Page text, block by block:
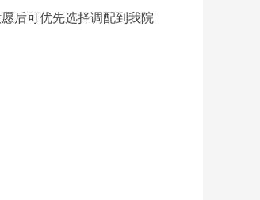
后可优先选择调配到我院